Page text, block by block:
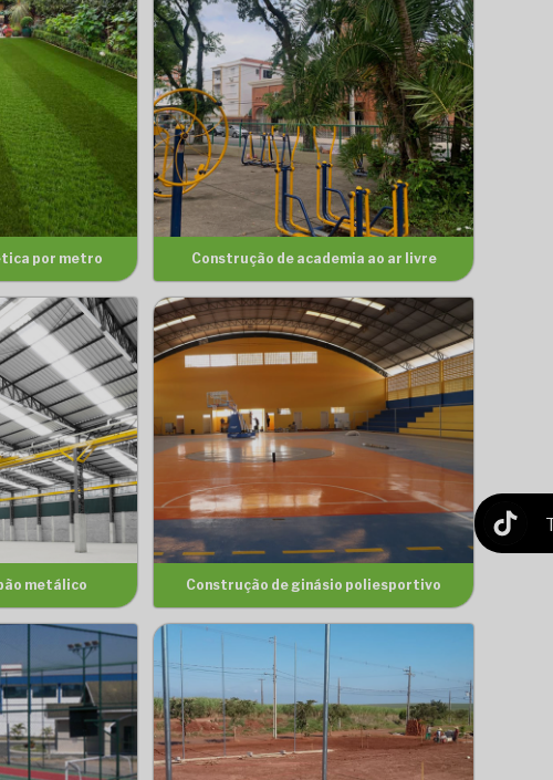
por metro Construção de academia ao ar livre
metálico Construção de ginásio poliesportivo